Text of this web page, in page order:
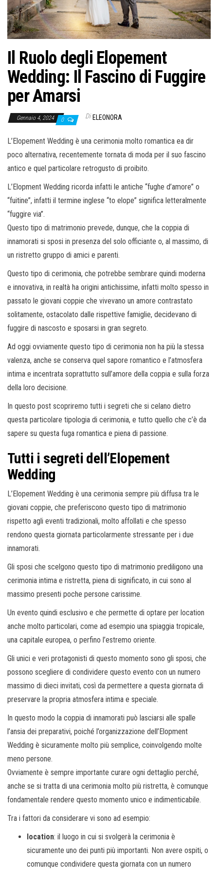
n
e
Il Ruolo degli Elopement
Wedding: Il Fascino di Fuggire
per Amarsi
Gennaio 4, 2024 0 Di ELEONORA
L’Elopement Wedding è una cerimonia molto romantica ea dir
poco alternativa, recentemente tornata di moda per il suo fascino
antico e quel particolare retrogusto di proibito.
L’Elopment Wedding ricorda infatti le antiche “fughe d’amore” o
“fuitine”, infatti il ​​termine inglese “to elope” significa letteralmente
“fuggire via”.
Questo tipo di matrimonio prevede, dunque, che la coppia di
innamorati si sposi in presenza del solo officiante o, al massimo, di
un ristretto gruppo di amici e parenti.
Questo tipo di cerimonia, che potrebbe sembrare quindi moderna
e innovativa, in realtà ha origini antichissime, infatti molto spesso in
passato le giovani coppie che vivevano un amore contrastato
solitamente, ostacolato dalle rispettive famiglie, decidevano di
fuggire di nascosto e sposarsi in gran segreto.
Ad oggi ovviamente questo tipo di cerimonia non ha più la stessa
valenza, anche se conserva quel sapore romantico e l’atmosfera
intima e incentrata soprattutto sull’amore della coppia e sulla forza
della loro decisione.
In questo post scopriremo tutti i segreti che si celano dietro
questa particolare tipologia di cerimonia, e tutto quello che c’è da
sapere su questa fuga romantica e piena di passione.
Tutti i segreti dell’Elopement
Wedding
L’Elopement Wedding è una cerimonia sempre più diffusa tra le
giovani coppie, che preferiscono questo tipo di matrimonio
rispetto agli eventi tradizionali, molto affollati e che spesso
rendono questa giornata particolarmente stressante per i due
innamorati.
Gli sposi che scelgono questo tipo di matrimonio prediligono una
cerimonia intima e ristretta, piena di significato, in cui sono al
massimo presenti poche persone carissime.
Un evento quindi esclusivo e che permette di optare per location
anche molto particolari, come ad esempio una spiaggia tropicale,
una capitale europea, o perfino l’estremo oriente.
Gli unici e veri protagonisti di questo momento sono gli sposi, che
possono scegliere di condividere questo evento con un numero
massimo di dieci invitati, così da permettere a questa giornata di
preservare la propria atmosfera intima e speciale.
In questo modo la coppia di innamorati può lasciarsi alle spalle
l’ansia dei preparativi, poiché l’organizzazione dell’Elopment
Wedding è sicuramente molto più semplice, coinvolgendo molte
meno persone.
Ovviamente è sempre importante curare ogni dettaglio perché,
anche se si tratta di una cerimonia molto più ristretta, è comunque
fondamentale rendere questo momento unico e indimenticabile.
Tra i fattori da considerare vi sono ad esempio:
location: il luogo in cui si svolgerà la cerimonia è
sicuramente uno dei punti più importanti. Non avere ospiti, o
comunque condividere questa giornata con un numero